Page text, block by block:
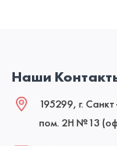
Наши
195299, г.
пом. 2Н №13